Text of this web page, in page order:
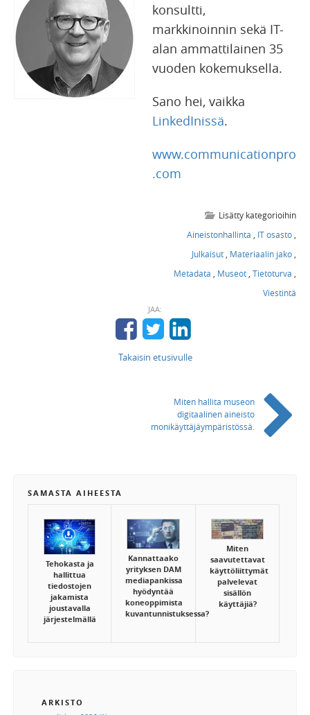
konsultti,
markkinoinnin sekä IT-
alan ammattilainen 35
vuoden kokemuksella.
Sano hei, vaikka
LinkedInissä.
www.communicationpro
.com
Lisätty kategorioihin
Aineistonhallinta
IT osasto
Julkaisut
Materiaalin jako
Metadata
Museot Tietoturva
Viestintä
JAA:
Takaisin etusivulle
Miten hallita museon
digitaalinen aineisto
monikäyttäjäympäristössä.
SAMASTA AIHEESTA
Tehokasta ja
hallittua
tiedostojen
jakamista
joustavalla
järjestelmällä
Kannattaako
yrityksen DAM
mediapankissa
hyödyntää
koneoppimista
kuvantunnistuksessa?
Miten
saavutettavat
käyttöliittymät
palvelevat
sisällön
käyttäjiä?
ARKISTO